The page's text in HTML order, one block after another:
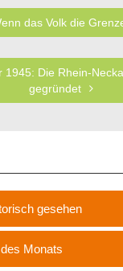
das Volk die
1945: Die Rhein-
gegründet
gesehen
Monats